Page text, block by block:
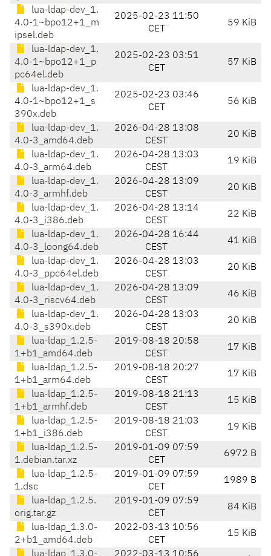
lua-ldap-dev_1.
4.0-1~bpo12+1_m
ipsel.deb
2025-02-23 11:50
CET
59 KiB
lua-ldap-dev_1.
4.0-1~bpo12+1_p
pc64el.deb
2025-02-23 03:51
CET
57 KiB
lua-ldap-dev_1.
4.0-1~bpo12+1_s
390x.deb
2025-02-23 03:46
CET
56 KiB
lua-ldap-dev_1.
4.0-3_amd64.deb
2026-04-28 13:08
CEST
20 KiB
lua-ldap-dev_1.
4.0-3_arm64.deb
2026-04-28 13:03
CEST
19 KiB
lua-ldap-dev_1.
4.0-3_armhf.deb
2026-04-28 13:09
CEST
20 KiB
lua-ldap-dev_1.
4.0-3_i386.deb
2026-04-28 13:14
CEST
22 KiB
lua-ldap-dev_1.
4.0-3_loong64.deb
2026-04-28 16:44
CEST
41 KiB
lua-ldap-dev_1.
4.0-3_ppc64el.deb
2026-04-28 13:03
CEST
20 KiB
lua-ldap-dev_1.
4.0-3_riscv64.deb
2026-04-28 13:09
CEST
46 KiB
lua-ldap-dev_1.
4.0-3_s390x.deb
2026-04-28 13:03
CEST
20 KiB
lua-ldap_1.2.5-
1+b1_amd64.deb
2019-08-18 20:58
CEST
17 KiB
lua-ldap_1.2.5-
1+b1_arm64.deb
2019-08-18 20:27
CEST
17 KiB
lua-ldap_1.2.5-
1+b1_armhf.deb
2019-08-18 21:13
CEST
15 KiB
lua-ldap_1.2.5-
1+b1_i386.deb
2019-08-18 21:03
CEST
19 KiB
lua-ldap_1.2.5-
1.debian.tar.xz
2019-01-09 07:59
CET
6972 B
lua-ldap_1.2.5-
1.dsc
2019-01-09 07:59
CET
1989 B
lua-ldap_1.2.5.
orig.tar.gz
2019-01-09 07:59
CET
84 KiB
lua-ldap_1.3.0-
2+b1_amd64.deb
2022-03-13 10:56
CET
15 KiB